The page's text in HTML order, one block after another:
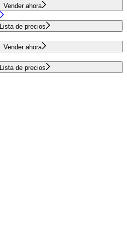
Vender ahora
Lista de precios
Vender ahora
Lista de precios